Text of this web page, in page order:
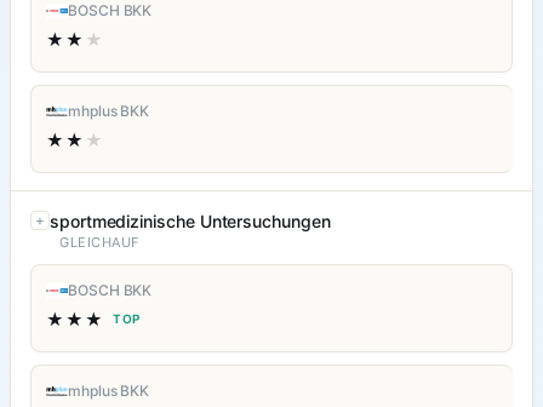
BOSCH BKK
★★ ★
mhplus BKK
★★ ★
sportmedizinische Untersuchungen
GLEICHAUF
BOSCH BKK
★★★ TOP
mhplus BKK